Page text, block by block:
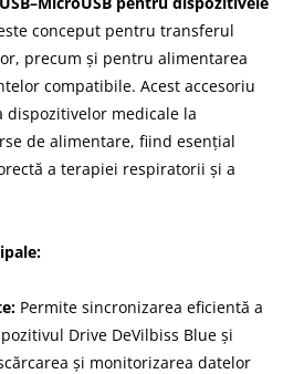
conceput pentru transferul
precum și pentru alimentarea
compatibile. Acest accesoriu
dispozitivelor medicale la
de alimentare, fiind esențial
a terapiei respiratorii și a
Permite sincronizarea eficientă a
Drive DeVilbiss Blue și
și monitorizarea datelor